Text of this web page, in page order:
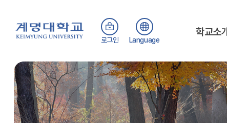
로그인 Language
학교소